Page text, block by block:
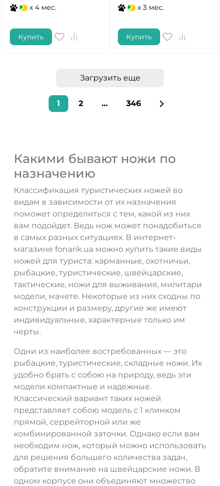
x 4 мес.
Купить
x 3 мес.
Купить
Загрузить еще
1 2 ... 346
Какими бывают ножи по
назначению
Классификация туристических ножей во
видам в зависимости от их назначения
поможет определиться с тем, какой из них
вам подойдет. Ведь нож может понадобиться
в самых разных ситуациях. В интернет-
магазине fonarik.ua можно купить такие виды
ножей для туриста: карманные, охотничьи,
рыбацкие, туристические, швейцарские,
тактические, ножи для выживания, милитари
модели, мачете. Некоторые из них сходны по
конструкции и размеру, другие же имеют
индивидуальные, характерные только им
черты.
Одни из наиболее востребованных — это
рыбацкие, туристические, складные ножи. Их
удобно брать с собою на природу, ведь эти
модели компактные и надежные.
Классический вариант таких ножей
представляет собою модель с 1 клинком
прямой, серрейторной или же
комбинированной заточки. Однако если вам
необходим нож, который можно использовать
для решения большего количества задач,
обратите внимание на швейцарские ножи. В
одном корпусе они объединяют множество